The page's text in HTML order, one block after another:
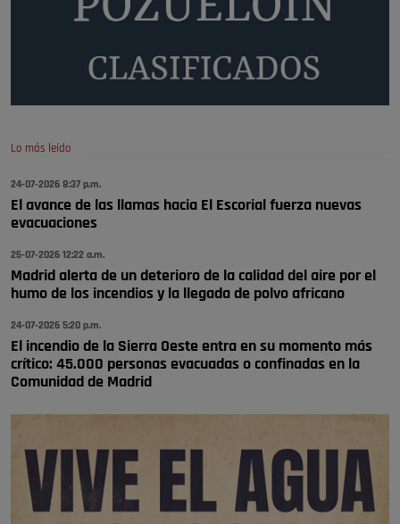
Pozuelo de Alarcón
todos, no vamos a notar …
🔴 EXCLUSIVA | El comisario de la …
A ver si llega alguno que de verdad le importe la seguridad de Pozuelo
Pozuelo de Alarcón
Lo más leído
24-07-2026 8:37 p.m.
El avance de las llamas hacia El Escorial fuerza nuevas
evacuaciones
25-07-2026 12:22 a.m.
Madrid alerta de un deterioro de la calidad del aire por el
humo de los incendios y la llegada de polvo africano
24-07-2026 5:20 p.m.
El incendio de la Sierra Oeste entra en su momento más
crítico: 45.000 personas evacuadas o confinadas en la
Comunidad de Madrid